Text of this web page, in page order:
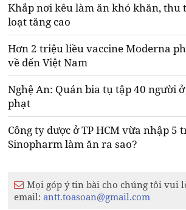
Khắp nơi kêu làm ăn khó khăn, thu
loạt tăng cao
Hơn 2 triệu liều vaccine Moderna
về đến Việt Nam
Nghệ An: Quán bia tụ tập 40 người
phạt
Công ty dược ở TP HCM vừa nhập 5
Sinopharm làm ăn ra sao?
Mọi góp ý tin bài cho chúng tôi vui
email:antt.toasoan@gmail.com